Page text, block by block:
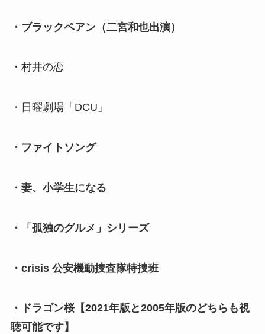
・ブラックペアン（二宮和也出演）
・村井の恋
・日曜劇場「DCU」
・ファイトソング
・妻、小学生になる
・「孤独のグルメ」シリーズ
・crisis 公安機動捜査隊特捜班
・ドラゴン桜【2021年版と2005年版のどちらも視
聴可能です】